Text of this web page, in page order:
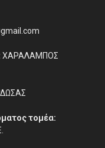
ΧΑΡΑΛΑΜΠΟΣ
τομέα: